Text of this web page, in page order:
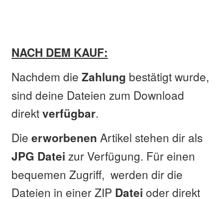
NACH DEM KAUF:
Nachdem die Zahlung bestätigt wurde,
sind deine Dateien zum Download
direktverfügbar.
Die erworbenen Artikel stehen dir als
JPG Datei zur Verfügung. Für einen
bequemen Zugriff, werden dir die
Dateien in einer ZIP Datei oder direkt